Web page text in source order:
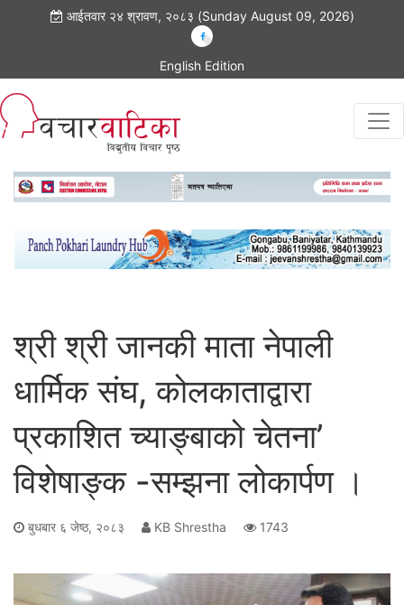
आईतवार २४ श्रावण, २०८३ (Sunday August 09, 2026)
English Edition
श्री श्री जानकी माता नेपाली
धार्मिक संघ, कोलकाताद्वारा
प्रकाशित च्याङ्बाको चेतना’
विशेषाङ्क -सम्झना लोकार्पण ।
बुधबार ६ जेष्ठ, २०८३ KB Shrestha 1743